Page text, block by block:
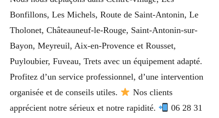
Bonfillons, Les Michels, Route de Saint-Antonin, Le
Tholonet, Châteauneuf-le-Rouge, Saint-Antonin-sur-
Bayon, Meyreuil, Aix-en-Provence et Rousset,
Puyloubier, Fuveau, Trets avec un équipement adapté.
Profitez d’un service professionnel, d’une intervention
organisée et de conseils utiles.
Nos clients
apprécient notre sérieux et notre rapidité.
06 28 31